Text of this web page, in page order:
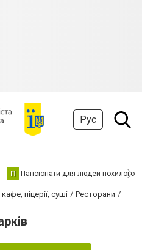
Рус
П Пансіонати для людей похилого
піцерії, суші
Ресторани